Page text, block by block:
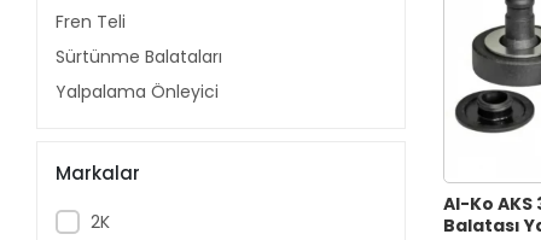
Fren Teli
Sürtünme Balataları
Yalpalama Önleyici
Markalar
2K
Al-Ko
Balatası